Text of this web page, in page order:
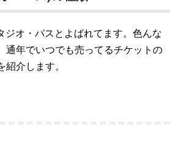
ジオ・パスとよばれてます。色んな
通年でいつでも売ってるチケットの
介します。